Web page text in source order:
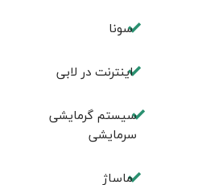
سونا
اینترنت در لابی
سیستم گرمایشی
سرمایشی
ماساژ